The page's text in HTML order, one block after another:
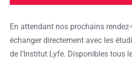
En attendant nos prochains
échanger directement avec les
de l’Institut Lyfe. Disponibles tous